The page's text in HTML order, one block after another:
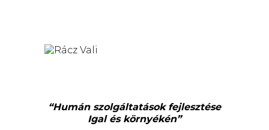
“Humán szolgáltatások fejlesztése
Igal és környékén”